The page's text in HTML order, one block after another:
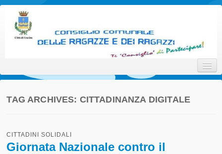
Consiglio Comunale delle
Ragazze e dei Ragazzi della
Città di Eraclea
Ti 'Consiglio' di Partecipare!
Promotori
TAG ARCHIVES: CITTADINANZA DIGITALE
CITTADINI SOLIDALI
Giornata Nazionale contro il